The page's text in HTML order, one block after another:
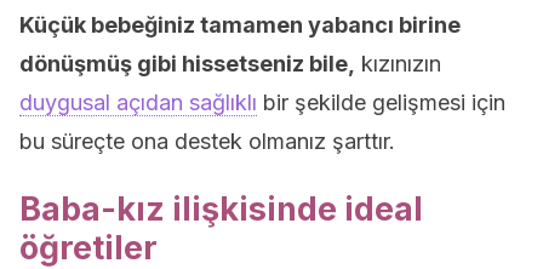
Küçük bebeğiniz tamamen yabancı birine
dönüşmüş gibi hissetseniz bile, kızınızın
duygusal açıdan sağlıklı bir şekilde gelişmesi için
bu süreçte ona destek olmanız şarttır.
Baba-kız ilişkisinde ideal
öğretiler